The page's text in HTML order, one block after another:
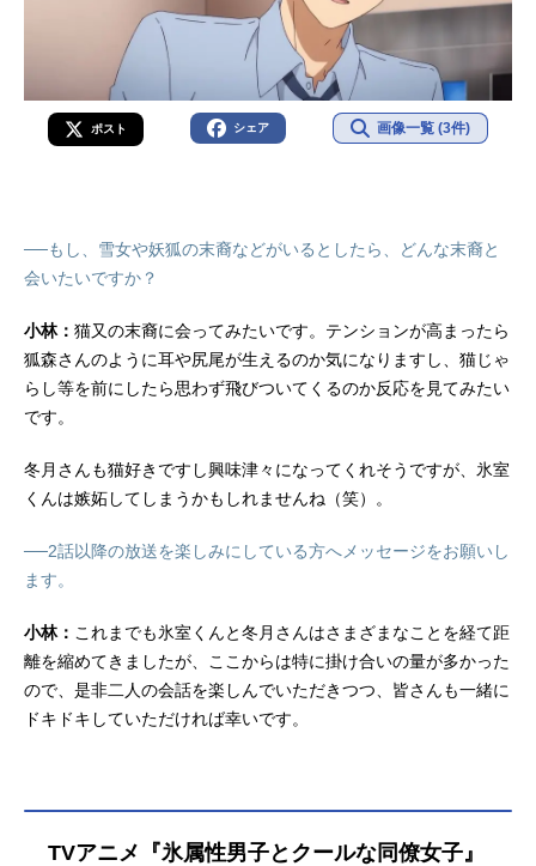
ポスト シェア 画像一覧 (3件)
──もし、雪女や妖狐の末裔などがいるとしたら、どんな末裔と
会いたいですか？
小林： 猫又の末裔に会ってみたいです。テンションが高まったら
狐森さんのように耳や尻尾が生えるのか気になりますし、猫じゃ
らし等を前にしたら思わず飛びついてくるのか反応を見てみたい
です。
冬月さんも猫好きですし興味津々になってくれそうですが、氷室
くんは嫉妬してしまうかもしれませんね（笑）。
──2話以降の放送を楽しみにしている方へメッセージをお願いし
ます。
小林： これまでも氷室くんと冬月さんはさまざまなことを経て距
離を縮めてきましたが、ここからは特に掛け合いの量が多かった
ので、是非二人の会話を楽しんでいただきつつ、皆さんも一緒に
ドキドキしていただければ幸いです。
TVアニメ『氷属性男子とクールな同僚女子』